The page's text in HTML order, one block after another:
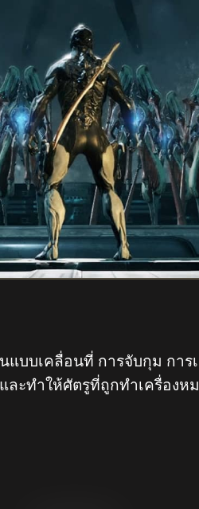
บเคลื่อนที่ การจับกุม การ
ะทำให้ศัตรูที่ถูกทำเครื่อง